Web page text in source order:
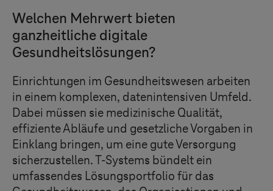
Welchen Mehrwert bieten
ganzheitliche digitale
Gesundheitslösungen?
Einrichtungen im Gesundheitswesen arbeiten
in einem komplexen, datenintensiven Umfeld.
Dabei müssen sie medizinische Qualität,
effiziente Abläufe und gesetzliche Vorgaben in
Einklang bringen, um eine gute Versorgung
sicherzustellen.T-Systems bündelt ein
umfassendes Lösungsportfolio für das